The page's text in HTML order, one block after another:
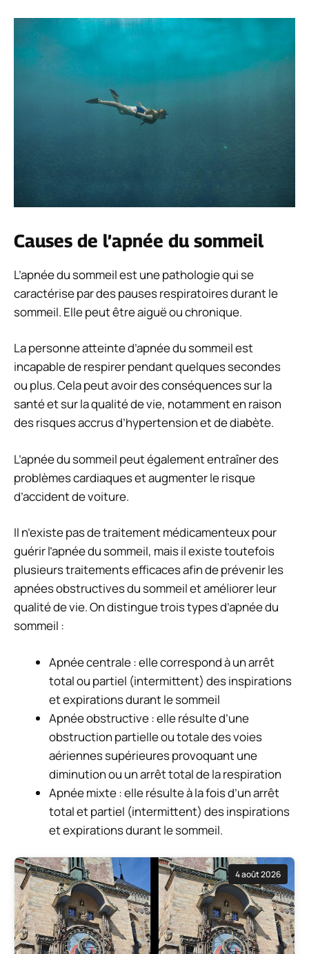
Causes de l’apnée du sommeil
L’apnée du sommeil est une pathologie qui se
caractérise par des pauses respiratoires durant le
sommeil. Elle peut être aiguë ou chronique.
La personne atteinte d’apnée du sommeil est
incapable de respirer pendant quelques secondes
ou plus. Cela peut avoir des conséquences sur la
santé et sur la qualité de vie, notamment en raison
des risques accrus d’hypertension et de diabète.
L’apnée du sommeil peut également entraîner des
problèmes cardiaques et augmenter le risque
d’accident de voiture.
Il n’existe pas de traitement médicamenteux pour
guérir l’apnée du sommeil, mais il existe toutefois
plusieurs traitements efficaces afin de prévenir les
apnées obstructives du sommeil et améliorer leur
qualité de vie. On distingue trois types d’apnée du
sommeil :
Apnée centrale : elle correspond à un arrêt
total ou partiel (intermittent) des inspirations
et expirations durant le sommeil
Apnée obstructive : elle résulte d’une
obstruction partielle ou totale des voies
aériennes supérieures provoquant une
diminution ou un arrêt total de la respiration
Apnée mixte : elle résulte à la fois d’un arrêt
total et partiel (intermittent) des inspirations
et expirations durant le sommeil.
4 août 2026